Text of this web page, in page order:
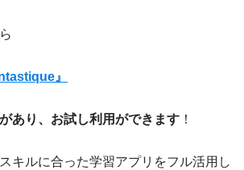
』
あり、お試し利用ができます ！
キルに合った学習アプリをフル活用し